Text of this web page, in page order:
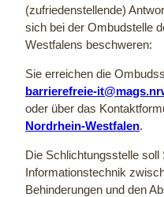
(zufriedenstellende)
sich bei der Ombudstelle
Westfalens beschweren:
Sie erreichen die
barrierefreie-
oder über das
Nordrhein-Westfalen.
Die Schlichtungsstelle soll
Informationstechnik
Behinderungen und den